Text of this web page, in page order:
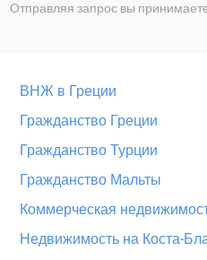
Отправляя запрос вы
ВНЖ в Греции
Гражданство Греции
Гражданство Турции
Гражданство Мальты
Коммерческая
Недвижимость на Коста-